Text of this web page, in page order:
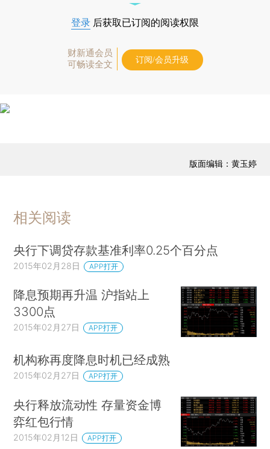
登录 后获取已订阅的阅读权限
财新通会员
可畅读全文
订阅/会员升级
版面编辑：黄玉婷
相关阅读
央行下调贷存款基准利率0.25个百分点
2015年02月28日 APP打开
降息预期再升温 沪指站上
3300点
2015年02月27日 APP打开
机构称再度降息时机已经成熟
2015年02月27日 APP打开
央行释放流动性 存量资金博
弈红包行情
2015年02月12日 APP打开